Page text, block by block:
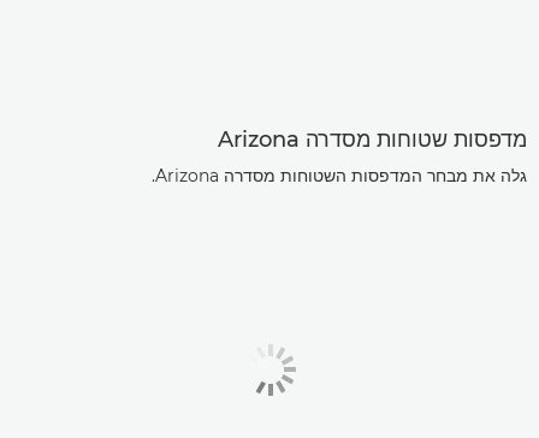
מדפסות שטוחות מסדרה Arizona
גלה את מבחר המדפסות השטוחות מסדרה Arizona.